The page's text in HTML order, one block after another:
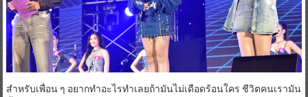
สำหรับเพื่อน ๆ อยากทำอะไรทำเลยถ้ามันไม่เดือดร้อนใคร ชีวิตคนเรามัน